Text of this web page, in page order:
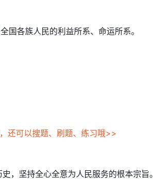
国各族人民的利益所系、命运所系。
还可以搜题、刷题、练习哦>>
，坚持全心全意为人民服务的根本宗旨。